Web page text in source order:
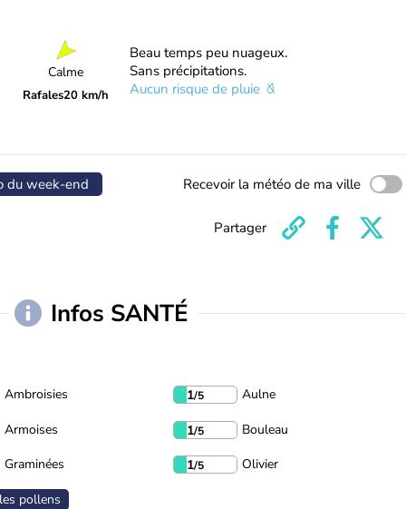
Calme
Rafales20 km/h
Beau temps peu nuageux.
Sans précipitations.
Aucun risque de pluie
du week-end Recevoir la météo de ma ville
Partager
Infos SANTÉ
Ambroisies 1/5 Aulne
Armoises 1/5 Bouleau
Graminées 1/5 Olivier
pollens